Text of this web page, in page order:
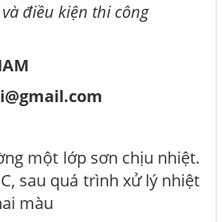
điều kiện thi công
một lớp sơn chịu nhiệt.
sau quá trình xử lý nhiệt
màu